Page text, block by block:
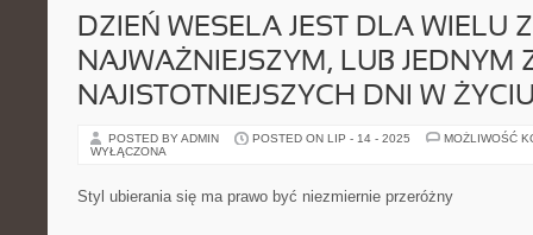
DZIEŃ WESELA JEST DLA WIELU
NAJWAŻNIEJSZYM, LUB JEDNYM
NAJISTOTNIEJSZYCH DNI W
POSTED BY ADMIN POSTED ON LIP - 14 - 2025
MOŻLIWOŚĆ
WYŁĄCZONA
Styl ubierania się ma prawo być niezmiernie przeróżny